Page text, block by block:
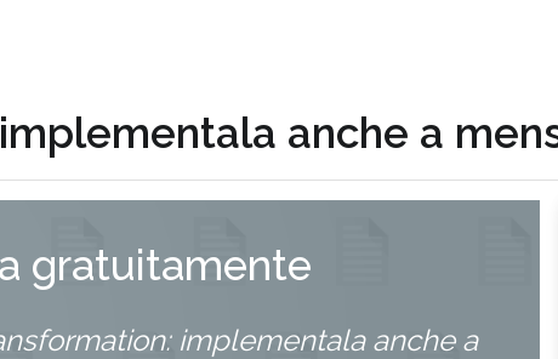
anche a
gratuitamente
implementala anche a